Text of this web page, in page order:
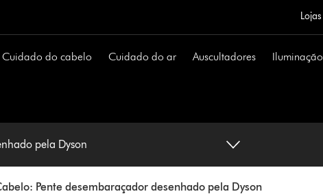
Lojas
Cuidado do cabelo Cuidado do ar Auscultadores Iluminação
pela Dyson
Pente desembaraçador desenhado pela Dyson